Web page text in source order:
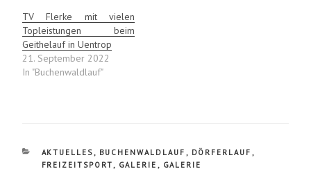
TV Flerke mit vielen
Topleistungen beim
Geithelauf in Uentrop
21. September 2022
In "Buchenwaldlauf"
KATEGORIEN
AKTUELLES , BUCHENWALDLAUF , DÖRFERLAUF ,
FREIZEITSPORT , GALERIE , GALERIE